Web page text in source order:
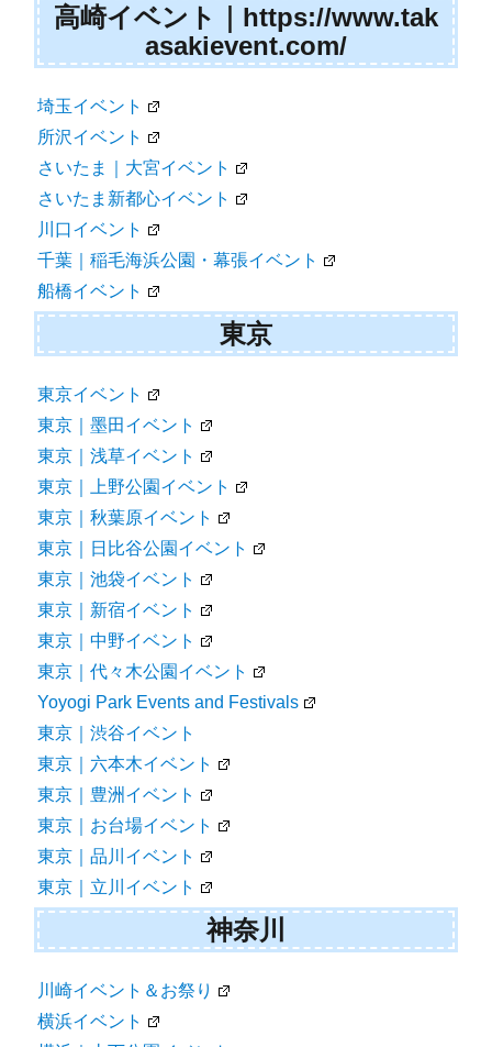
高崎イベント｜https://www.tak
asakievent.com/
埼玉イベント
所沢イベント
さいたま｜大宮イベント
さいたま新都心イベント
川口イベント
千葉｜稲毛海浜公園・幕張イベント
船橋イベント
東京
東京イベント
東京｜墨田イベント
東京｜浅草イベント
東京｜上野公園イベント
東京｜秋葉原イベント
東京｜日比谷公園イベント
東京｜池袋イベント
東京｜新宿イベント
東京｜中野イベント
東京｜代々木公園イベント
Yoyogi Park Events and Festivals
東京｜渋谷イベント
東京｜六本木イベント
東京｜豊洲イベント
東京｜お台場イベント
東京｜品川イベント
東京｜立川イベント
神奈川
川崎イベント＆お祭り
横浜イベント